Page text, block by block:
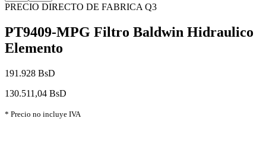
PRECIO DIRECTO DE FABRICA Q3
PT9409-MPG Filtro Baldwin Hidraulico
Elemento
191.928 BsD
130.511,04 BsD
* Precio no incluye IVA